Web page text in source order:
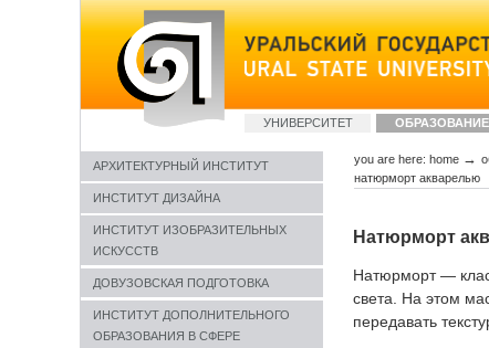
Skip
to
content
Sections
УНИВЕРСИТЕТ ОБРАЗОВАНИЕ
АРХИТЕКТУРНЫЙ ИНСТИТУТ
ИНСТИТУТ ДИЗАЙНА
ИНСТИТУТ ИЗОБРАЗИТЕЛЬНЫХ
ИСКУССТВ
ДОВУЗОВСКАЯ ПОДГОТОВКА
ИНСТИТУТ ДОПОЛНИТЕЛЬНОГО
ОБРАЗОВАНИЯ В СФЕРЕ
you are here: home →
натюрморт акварелью
Натюрморт
Натюрморт —
света. На этом
передавать